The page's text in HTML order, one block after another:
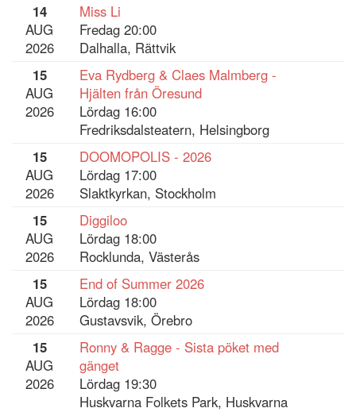
14
AUG
2026
Miss Li
Fredag 20:00
Dalhalla, Rättvik
15
AUG
2026
Eva Rydberg & Claes Malmberg -
Hjälten från Öresund
Lördag 16:00
Fredriksdalsteatern, Helsingborg
15
AUG
2026
DOOMOPOLIS - 2026
Lördag 17:00
Slaktkyrkan, Stockholm
15
AUG
2026
Diggiloo
Lördag 18:00
Rocklunda, Västerås
15
AUG
2026
End of Summer 2026
Lördag 18:00
Gustavsvik, Örebro
15
AUG
2026
Ronny & Ragge - Sista pöket med
gänget
Lördag 19:30
Huskvarna Folkets Park, Huskvarna